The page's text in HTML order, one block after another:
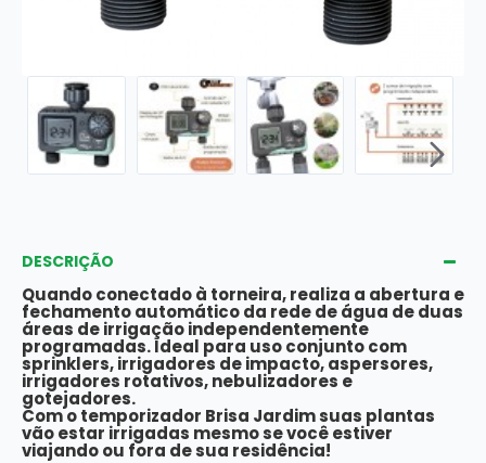
DESCRIÇÃO
Quando conectado à torneira, realiza a abertura e
fechamento automático da rede de água de duas
áreas de irrigação independentemente
programadas. Ideal para uso conjunto com
sprinklers, irrigadores de impacto, aspersores,
irrigadores rotativos, nebulizadores e
gotejadores.
Com o temporizador Brisa Jardim suas plantas
vão estar irrigadas mesmo se você estiver
viajando ou fora de sua residência!